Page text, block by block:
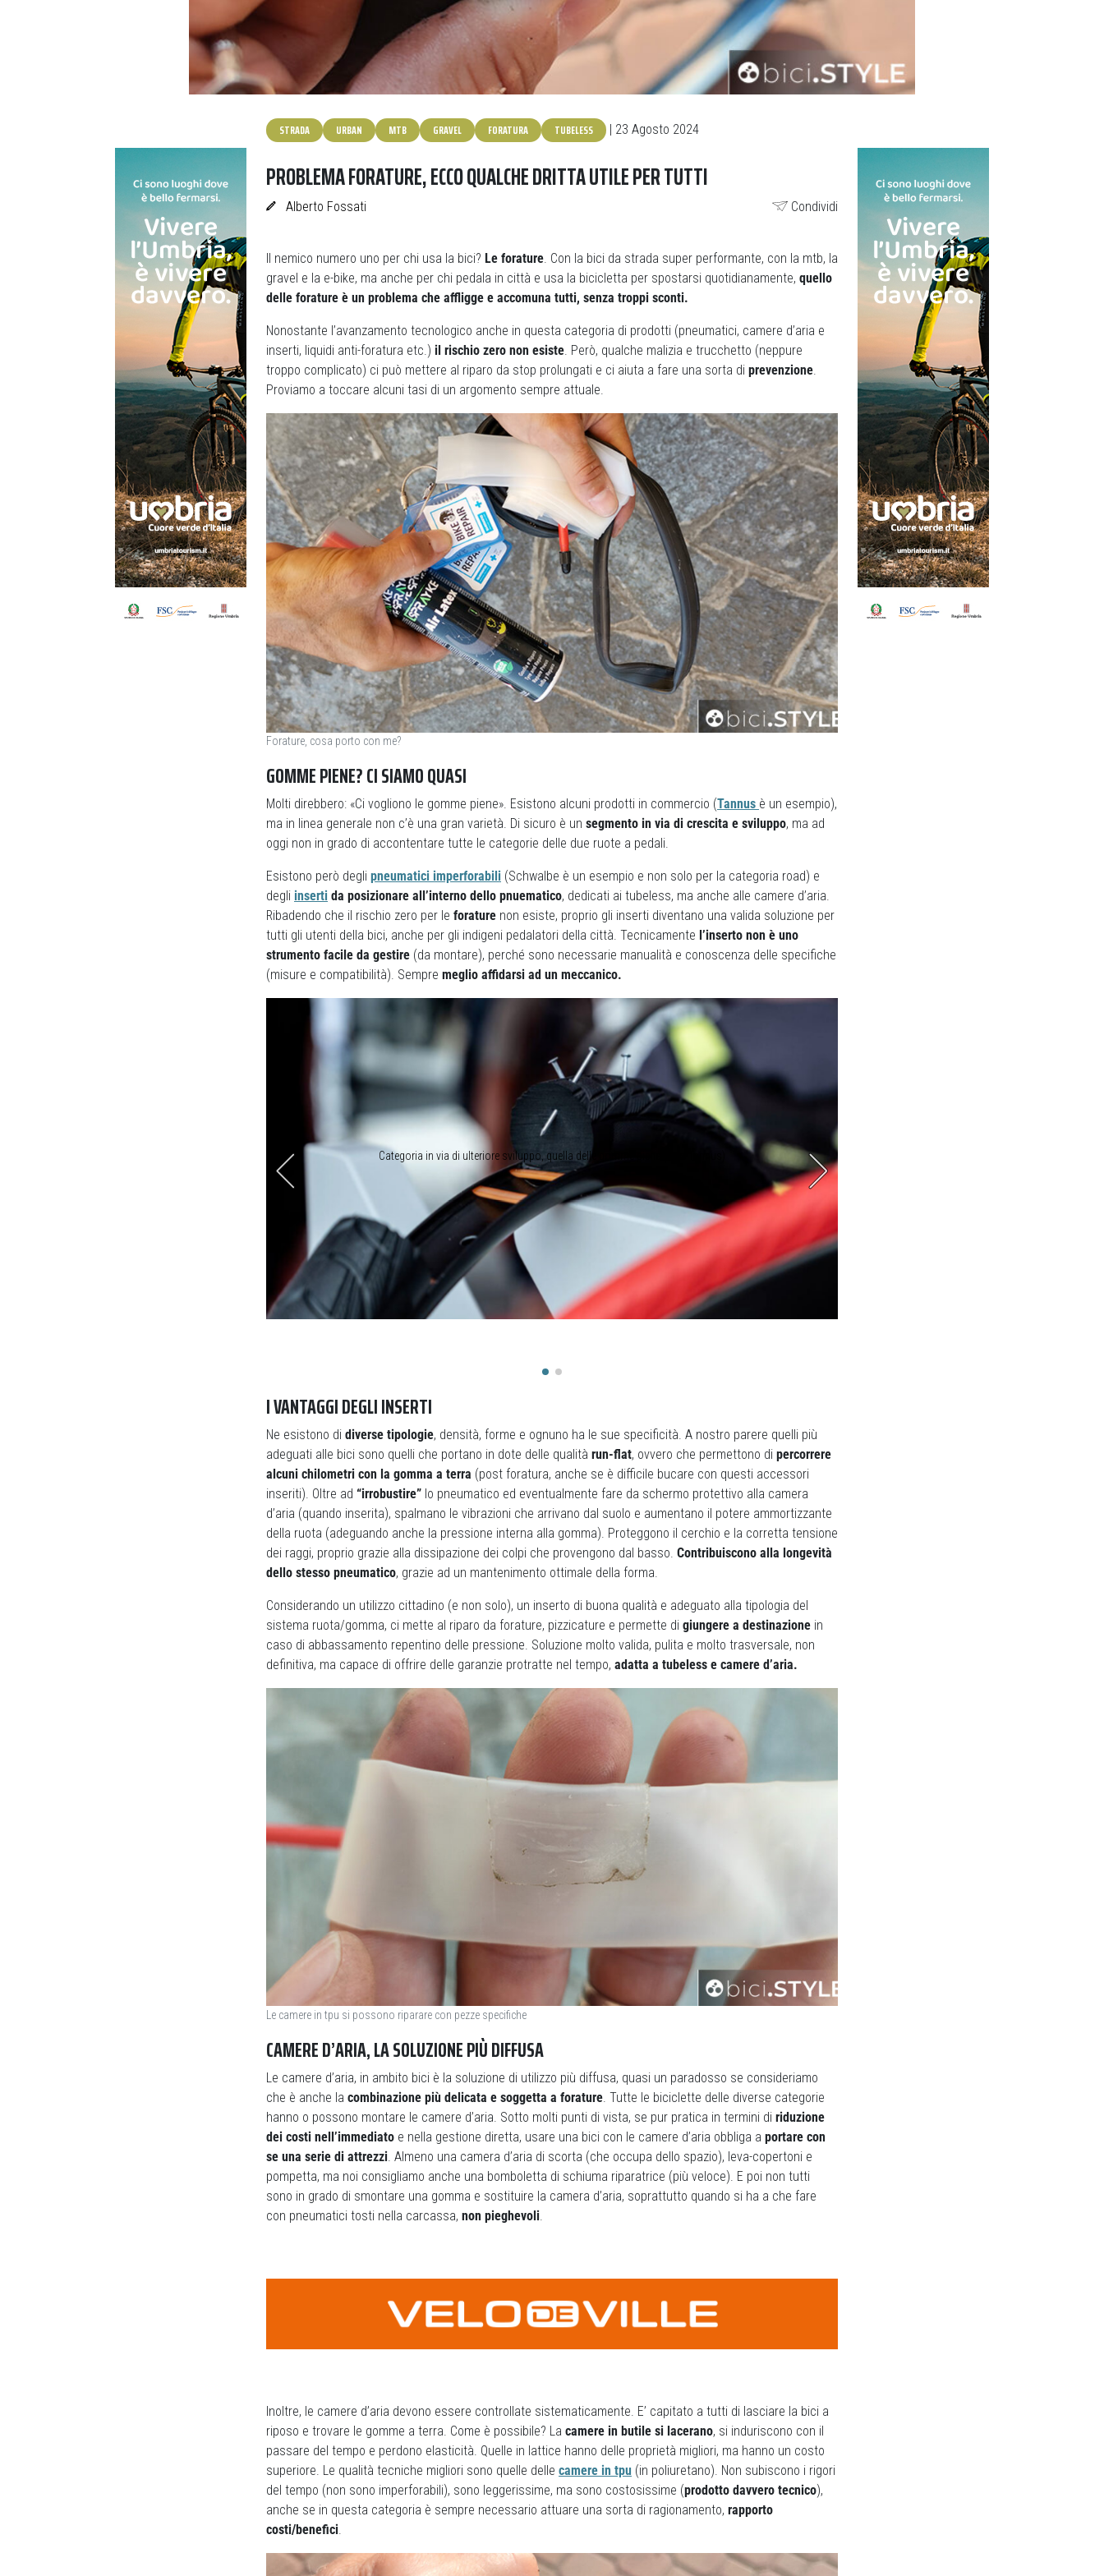
STRADA URBAN MTB GRAVEL FORATURA TUBELESS | 23 Agosto 2024
PROBLEMA FORATURE, ECCO QUALCHE DRITTA UTILE PER TUTTI
Alberto Fossati Condividi
Il nemico numero uno per chi usa la bici? Le forature. Con la bici da strada super performante, con la mtb, la
gravel e la e-bike, ma anche per chi pedala in città e usa la bicicletta per spostarsi quotidianamente, quello
delle forature è un problema che affligge e accomuna tutti, senza troppi sconti.
Nonostante l’avanzamento tecnologico anche in questa categoria di prodotti (pneumatici, camere d’aria e
inserti, liquidi anti-foratura etc.) il rischio zero non esiste. Però, qualche malizia e trucchetto (neppure
troppo complicato) ci può mettere al riparo da stop prolungati e ci aiuta a fare una sorta di prevenzione.
Proviamo a toccare alcuni tasi di un argomento sempre attuale.
Forature, cosa porto con me?
GOMME PIENE? CI SIAMO QUASI
Molti direbbero: «Ci vogliono le gomme piene». Esistono alcuni prodotti in commercio (Tannus è un esempio),
ma in linea generale non c’è una gran varietà. Di sicuro è un segmento in via di crescita e sviluppo, ma ad
oggi non in grado di accontentare tutte le categorie delle due ruote a pedali.
Esistono però degli pneumatici imperforabili (Schwalbe è un esempio e non solo per la categoria road) e
degli inserti da posizionare all’interno dello pnuematico, dedicati ai tubeless, ma anche alle camere d’aria.
Ribadendo che il rischio zero per le forature non esiste, proprio gli inserti diventano una valida soluzione per
tutti gli utenti della bici, anche per gli indigeni pedalatori della città. Tecnicamente l’inserto non è uno
strumento facile da gestire (da montare), perché sono necessarie manualità e conoscenza delle specifiche
(misure e compatibilità). Sempre meglio affidarsi ad un meccanico.
Categoria in via di ulteriore sviluppo, quella delle gomme piene (foto Tannus)
I VANTAGGI DEGLI INSERTI
Ne esistono di diverse tipologie, densità, forme e ognuno ha le sue specificità. A nostro parere quelli più
adeguati alle bici sono quelli che portano in dote delle qualità run-flat, ovvero che permettono di percorrere
alcuni chilometri con la gomma a terra (post foratura, anche se è difficile bucare con questi accessori
inseriti). Oltre ad “irrobustire” lo pneumatico ed eventualmente fare da schermo protettivo alla camera
d’aria (quando inserita), spalmano le vibrazioni che arrivano dal suolo e aumentano il potere ammortizzante
della ruota (adeguando anche la pressione interna alla gomma). Proteggono il cerchio e la corretta tensione
dei raggi, proprio grazie alla dissipazione dei colpi che provengono dal basso. Contribuiscono alla longevità
dello stesso pneumatico, grazie ad un mantenimento ottimale della forma.
Considerando un utilizzo cittadino (e non solo), un inserto di buona qualità e adeguato alla tipologia del
sistema ruota/gomma, ci mette al riparo da forature, pizzicature e permette di giungere a destinazione in
caso di abbassamento repentino delle pressione. Soluzione molto valida, pulita e molto trasversale, non
definitiva, ma capace di offrire delle garanzie protratte nel tempo, adatta a tubeless e camere d’aria.
Le camere in tpu si possono riparare con pezze specifiche
CAMERE D’ARIA, LA SOLUZIONE PIÙ DIFFUSA
Le camere d’aria, in ambito bici è la soluzione di utilizzo più diffusa, quasi un paradosso se consideriamo
che è anche la combinazione più delicata e soggetta a forature. Tutte le biciclette delle diverse categorie
hanno o possono montare le camere d’aria. Sotto molti punti di vista, se pur pratica in termini di riduzione
dei costi nell’immediato e nella gestione diretta, usare una bici con le camere d’aria obbliga a portare con
se una serie di attrezzi. Almeno una camera d’aria di scorta (che occupa dello spazio), leva-copertoni e
pompetta, ma noi consigliamo anche una bomboletta di schiuma riparatrice (più veloce). E poi non tutti
sono in grado di smontare una gomma e sostituire la camera d’aria, soprattutto quando si ha a che fare
con pneumatici tosti nella carcassa, non pieghevoli.
Inoltre, le camere d’aria devono essere controllate sistematicamente. E’ capitato a tutti di lasciare la bici a
riposo e trovare le gomme a terra. Come è possibile? La camere in butile si lacerano, si induriscono con il
passare del tempo e perdono elasticità. Quelle in lattice hanno delle proprietà migliori, ma hanno un costo
superiore. Le qualità tecniche migliori sono quelle delle camere in tpu (in poliuretano). Non subiscono i rigori
del tempo (non sono imperforabili), sono leggerissime, ma sono costosissime (prodotto davvero tecnico),
anche se in questa categoria è sempre necessario attuare una sorta di ragionamento, rapporto
costi/benefici.